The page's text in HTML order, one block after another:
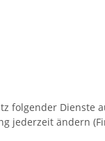
folgender Dienste
jederzeit ändern